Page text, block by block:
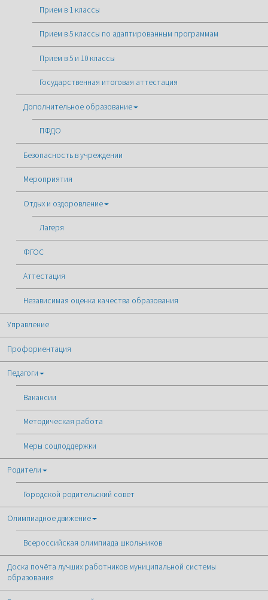
Прием в 1 классы
Прием в 5 классы по адаптированным программам
Прием в 5 и 10 классы
Государственная итоговая аттестация
Дополнительное образование
ПФДО
Безопасность в учреждении
Мероприятия
Отдых и оздоровление
Лагеря
ФГОС
Аттестация
Независимая оценка качества образования
Управление
Профориентация
Педагоги
Вакансии
Методическая работа
Меры соцподдержки
Родители
Городской родительский совет
Олимпиадное движение
Всероссийская олимпиада школьников
Доска почёта лучших работников муниципальной системы
образования